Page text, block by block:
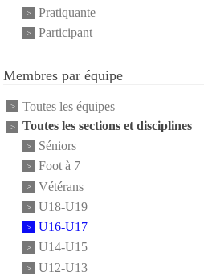
Pratiquante
Participant
Membres par équipe
Toutes les équipes
Toutes les sections et disciplines
Séniors
Foot à 7
Vétérans
U18-U19
U16-U17
U14-U15
U12-U13